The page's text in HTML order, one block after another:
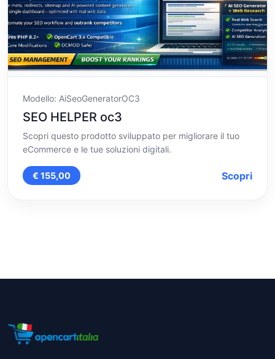
Modello: AiSeoGeneratorOC3
SEO HELPER oc3
Scopri questo prodotto sviluppato per migliorare il tuo
eCommerce e le tue soluzioni digitali.
€ 155,00 Scopri